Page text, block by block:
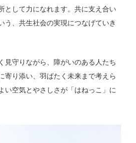
として力になれます。共に支え合い
う、共生社会の実現につなげていき
見守りながら、障がいのある人たち
寄り添い、羽ばたく未来まで考えら
い空気とやさしさが「はねっこ」に